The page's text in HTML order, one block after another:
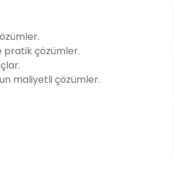
pratik çözümler.
maliyetli çözümler.